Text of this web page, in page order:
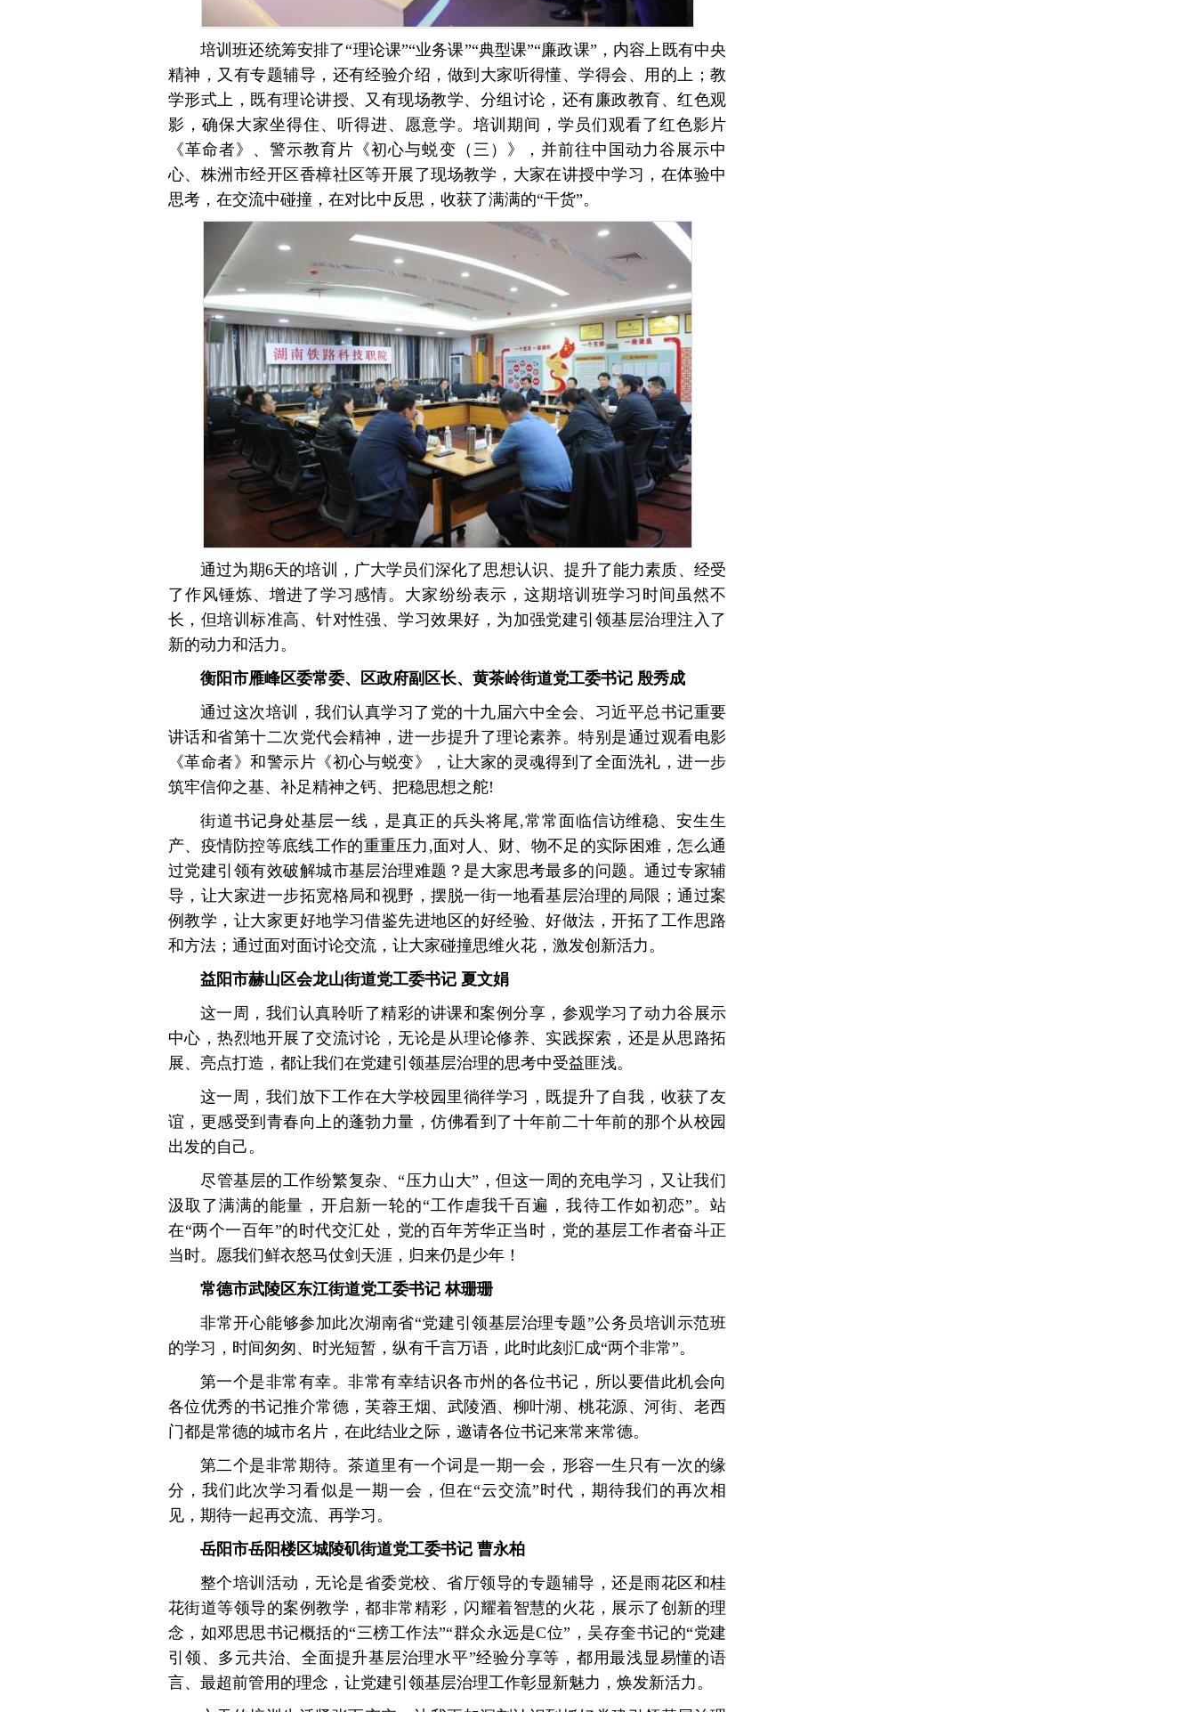
培训班还统筹安排了“理论课”“业务课”“典型课”“廉政课”，内容上既有中央
精神，又有专题辅导，还有经验介绍，做到大家听得懂、学得会、用的上；教
学形式上，既有理论讲授、又有现场教学、分组讨论，还有廉政教育、红色观
影，确保大家坐得住、听得进、愿意学。培训期间，学员们观看了红色影片
《革命者》、警示教育片《初心与蜕变（三）》，并前往中国动力谷展示中
心、株洲市经开区香樟社区等开展了现场教学，大家在讲授中学习，在体验中
思考，在交流中碰撞，在对比中反思，收获了满满的“干货”。
通过为期6天的培训，广大学员们深化了思想认识、提升了能力素质、经受
了作风锤炼、增进了学习感情。大家纷纷表示，这期培训班学习时间虽然不
长，但培训标准高、针对性强、学习效果好，为加强党建引领基层治理注入了
新的动力和活力。
衡阳市雁峰区委常委、区政府副区长、黄茶岭街道党工委书记 殷秀成
通过这次培训，我们认真学习了党的十九届六中全会、习近平总书记重要
讲话和省第十二次党代会精神，进一步提升了理论素养。特别是通过观看电影
《革命者》和警示片《初心与蜕变》，让大家的灵魂得到了全面洗礼，进一步
筑牢信仰之基、补足精神之钙、把稳思想之舵!
街道书记身处基层一线，是真正的兵头将尾,常常面临信访维稳、安生生
产、疫情防控等底线工作的重重压力,面对人、财、物不足的实际困难，怎么通
过党建引领有效破解城市基层治理难题？是大家思考最多的问题。通过专家辅
导，让大家进一步拓宽格局和视野，摆脱一街一地看基层治理的局限；通过案
例教学，让大家更好地学习借鉴先进地区的好经验、好做法，开拓了工作思路
和方法；通过面对面讨论交流，让大家碰撞思维火花，激发创新活力。
益阳市赫山区会龙山街道党工委书记 夏文娟
这一周，我们认真聆听了精彩的讲课和案例分享，参观学习了动力谷展示
中心，热烈地开展了交流讨论，无论是从理论修养、实践探索，还是从思路拓
展、亮点打造，都让我们在党建引领基层治理的思考中受益匪浅。
这一周，我们放下工作在大学校园里徜徉学习，既提升了自我，收获了友
谊，更感受到青春向上的蓬勃力量，仿佛看到了十年前二十年前的那个从校园
出发的自己。
尽管基层的工作纷繁复杂、“压力山大”，但这一周的充电学习，又让我们
汲取了满满的能量，开启新一轮的“工作虐我千百遍，我待工作如初恋”。站
在“两个一百年”的时代交汇处，党的百年芳华正当时，党的基层工作者奋斗正
当时。愿我们鲜衣怒马仗剑天涯，归来仍是少年！
常德市武陵区东江街道党工委书记 林珊珊
非常开心能够参加此次湖南省“党建引领基层治理专题”公务员培训示范班
的学习，时间匆匆、时光短暂，纵有千言万语，此时此刻汇成“两个非常”。
第一个是非常有幸。非常有幸结识各市州的各位书记，所以要借此机会向
各位优秀的书记推介常德，芙蓉王烟、武陵酒、柳叶湖、桃花源、河街、老西
门都是常德的城市名片，在此结业之际，邀请各位书记来常来常德。
第二个是非常期待。茶道里有一个词是一期一会，形容一生只有一次的缘
分，我们此次学习看似是一期一会，但在“云交流”时代，期待我们的再次相
见，期待一起再交流、再学习。
岳阳市岳阳楼区城陵矶街道党工委书记 曹永柏
整个培训活动，无论是省委党校、省厅领导的专题辅导，还是雨花区和桂
花街道等领导的案例教学，都非常精彩，闪耀着智慧的火花，展示了创新的理
念，如邓思思书记概括的“三榜工作法”“群众永远是C位”，吴存奎书记的“党建
引领、多元共治、全面提升基层治理水平”经验分享等，都用最浅显易懂的语
言、最超前管用的理念，让党建引领基层治理工作彰显新魅力，焕发新活力。